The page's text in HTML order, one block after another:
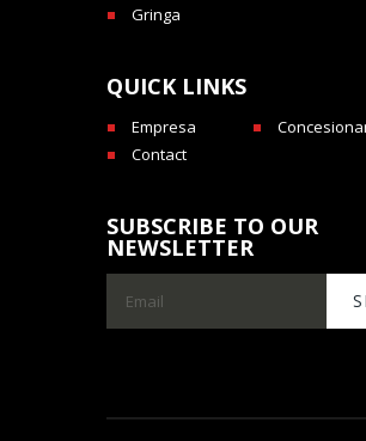
Gringa
QUICK LINKS
Empresa
Contact
SUBSCRIBE TO OUR
NEWSLETTER